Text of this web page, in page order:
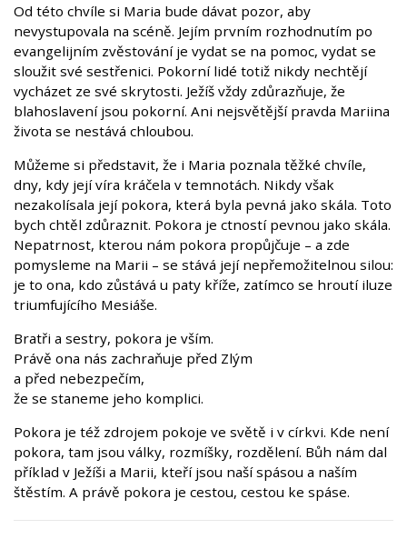
Od této chvíle si Maria bude dávat pozor, aby
nevystupovala na scéně. Jejím prvním rozhodnutím po
evangelijním zvěstování je vydat se na pomoc, vydat se
sloužit své sestřenici. Pokorní lidé totiž nikdy nechtějí
vycházet ze své skrytosti. Ježíš vždy zdůrazňuje, že
blahoslavení jsou pokorní. Ani nejsvětější pravda Mariina
života se nestává chloubou.
Můžeme si představit, že i Maria poznala těžké chvíle,
dny, kdy její víra kráčela v temnotách. Nikdy však
nezakolísala její pokora, která byla pevná jako skála. Toto
bych chtěl zdůraznit. Pokora je ctností pevnou jako skála.
Nepatrnost, kterou nám pokora propůjčuje – a zde
pomysleme na Marii – se stává její nepřemožitelnou silou:
je to ona, kdo zůstává u paty kříže, zatímco se hroutí iluze
triumfujícího Mesiáše.
Bratři a sestry, pokora je vším.
Právě ona nás zachraňuje před Zlým
a před nebezpečím,
že se staneme jeho komplici.
Pokora je též zdrojem pokoje ve světě i v církvi. Kde není
pokora, tam jsou války, rozmíšky, rozdělení. Bůh nám dal
příklad v Ježíši a Marii, kteří jsou naší spásou a naším
štěstím. A právě pokora je cestou, cestou ke spáse.